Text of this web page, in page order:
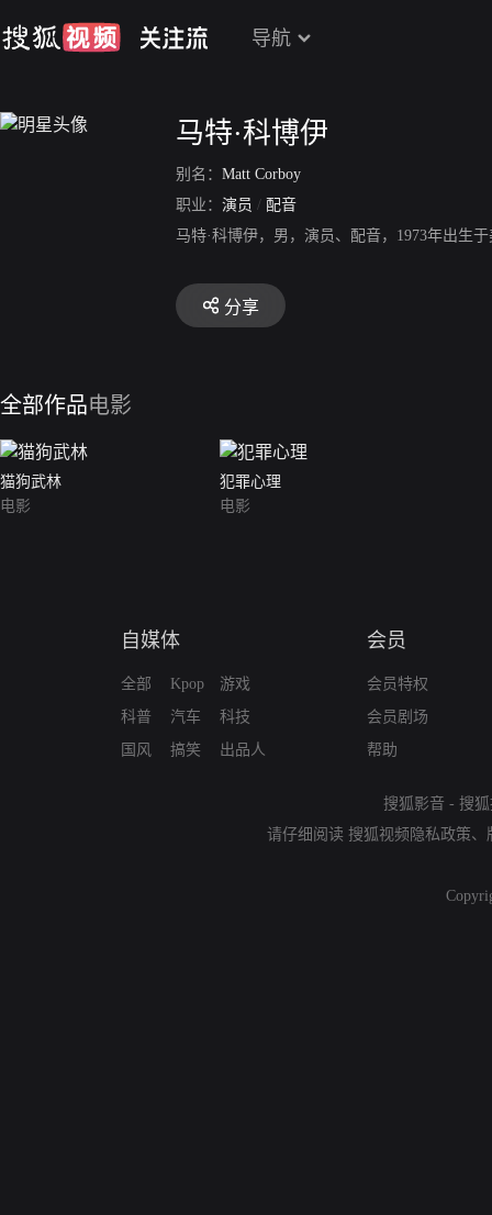
导航
马特·科博伊
别名： Matt Corboy
职业： 演员 / 配音
马特·科博伊，男，演员、配音，1973年出生
分享
全部作品电影
猫狗武林
电影
犯罪心理
电影
自媒体
全部
科普
国风
Kpop
汽车
搞笑
游戏
科技
出品人
会员
会员特权
会员剧场
帮助
搜狐影音 - 搜
请仔细阅读 搜狐视频隐私政策、